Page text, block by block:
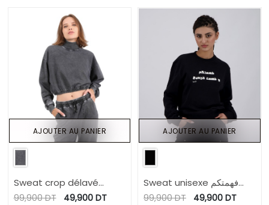
Sweat crop délavé
femme col cheminé
99,900DT 49,900DT
AJOUTER AU PANIER
Sweat unisexe فهمتكم
وفهمت الجميع
99,900DT 49,900 DT
AJOUTER AU PANIER